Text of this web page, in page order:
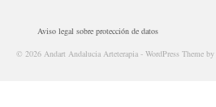
Aviso legal sobre protección de datos
© 2026 Andart Andalucia Arteterapia - WordPress Theme by